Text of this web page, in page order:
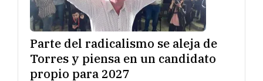
Parte del radicalismo se aleja de
Torres y piensa en un candidato
propio para 2027